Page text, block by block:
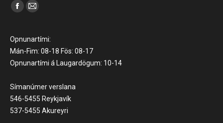
Find us on:
Facebook
opens
in
new
Mail
opens
in
new
Opnunartími:
Mán-Fim: 08-18 Fös: 08-17
Opnunartími á Laugardögum: 10-14
Símanúmer verslana
546-5455 Reykjavík
537-5455 Akureyri